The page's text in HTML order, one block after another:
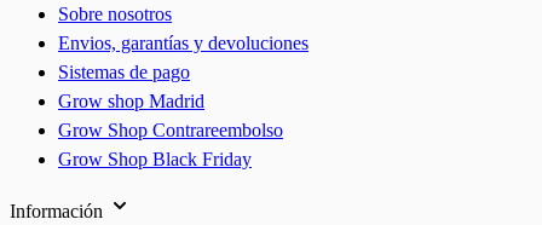
Sobre nosotros
Envios, garantías y devoluciones
Sistemas de pago
Grow shop Madrid
Grow Shop Contrareembolso
Grow Shop Black Friday
Información